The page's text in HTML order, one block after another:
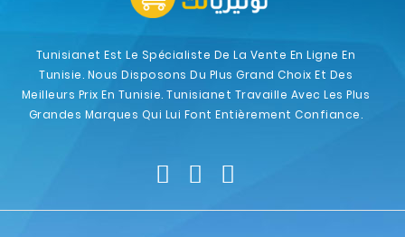
Tunisianet Est Le Spécialiste De La Vente En Ligne En
Tunisie. Nous Disposons Du Plus Grand Choix Et Des
Meilleurs Prix En Tunisie. Tunisianet Travaille Avec Les Plus
Grandes Marques Qui Lui Font Entièrement Confiance.